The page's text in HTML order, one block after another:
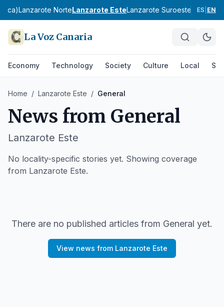
Lanzarote NorteLanzarote EsteLanzarote Suroeste ES EN
La Voz Canaria
Economy Technology Society Culture Local
Home / Lanzarote Este / General
News from General
Lanzarote Este
No locality-specific stories yet. Showing coverage
from Lanzarote Este.
There are no published articles from General yet.
View news from Lanzarote Este